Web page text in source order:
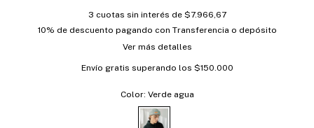
3 cuotas sin interés de $7.966,67
10% de descuento pagando con Transferencia o depósito
Ver más detalles
Envío gratis superando los $150.000
Color: Verde agua